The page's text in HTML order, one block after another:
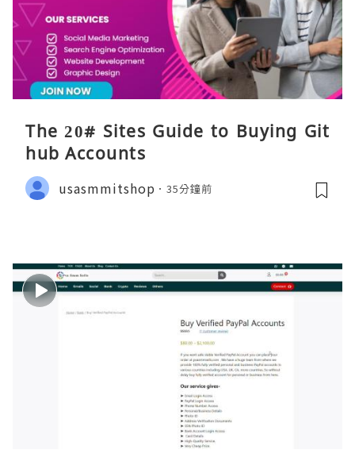
The 20# Sites Guide to Buying Git
hub Accounts
usasmmitshop 35分鐘前